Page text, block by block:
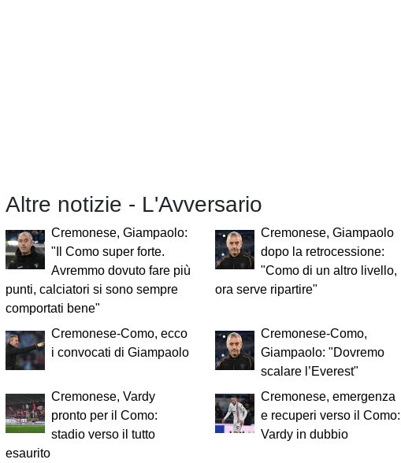
Altre notizie - L'Avversario
Cremonese, Giampaolo:
"Il Como super forte.
Avremmo dovuto fare più
punti, calciatori si sono sempre
comportati bene"
Cremonese, Giampaolo
dopo la retrocessione:
"Como di un altro livello,
ora serve ripartire"
Cremonese-Como, ecco
i convocati di Giampaolo
Cremonese-Como,
Giampaolo: "Dovremo
scalare l’Everest"
Cremonese, Vardy
pronto per il Como:
stadio verso il tutto
esaurito
Cremonese, emergenza
e recuperi verso il Como:
Vardy in dubbio